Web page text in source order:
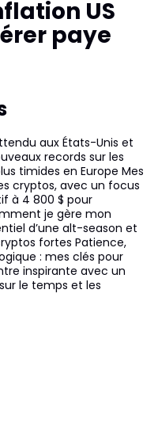
US
paye
aux États-Unis et
records sur les
timides en Europe Mes
cryptos, avec un focus
à 4 800 $ pour
je gère mon
d’une alt-season et
fortes Patience,
: mes clés pour
inspirante avec un
le temps et les